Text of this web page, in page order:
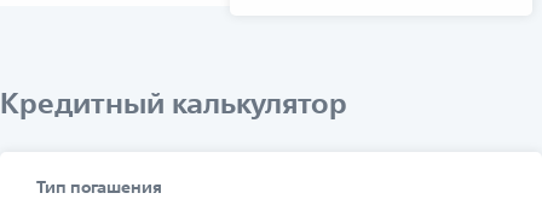
Кредитный калькулятор
Тип погашения